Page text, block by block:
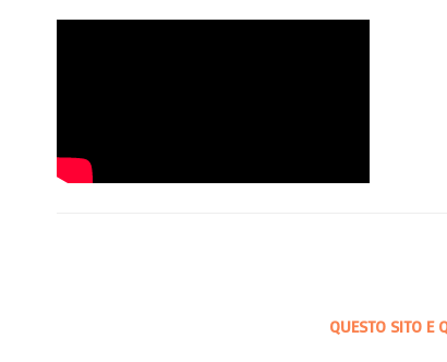
QUESTO SITO E